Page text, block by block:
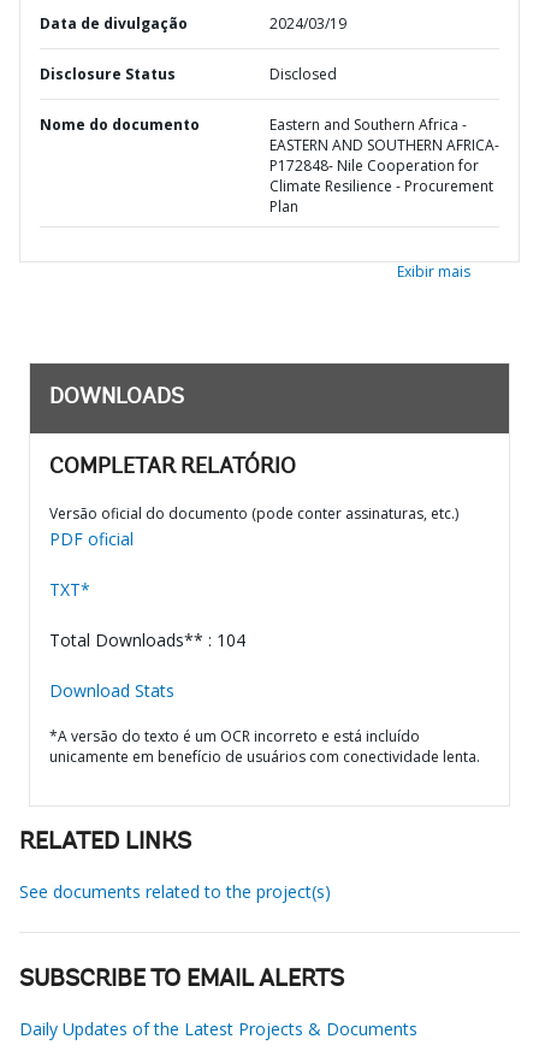
Data de divulgação 2024/03/19
Disclosure Status Disclosed
Nome do documento
Eastern and Southern Africa -
EASTERN AND SOUTHERN AFRICA-
P172848- Nile Cooperation for
Climate Resilience - Procurement
Plan
Exibir mais
DOWNLOADS
COMPLETAR RELATÓRIO
Versão oficial do documento (pode conter assinaturas, etc.)
PDF oficial
TXT*
Total Downloads** : 104
Download Stats
*A versão do texto é um OCR incorreto e está incluído
unicamente em benefício de usuários com conectividade lenta.
RELATED LINKS
See documents related to the project(s)
SUBSCRIBE TO EMAIL ALERTS
Daily Updates of the Latest Projects & Documents